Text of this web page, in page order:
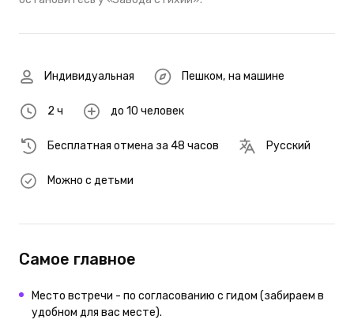
Индивидуальная Пешком, на машине
2 ч до 10 человек
Бесплатная отмена за 48 часов Русский
Можно с детьми
Самое главное
Место встречи - по согласованию с гидом (забираем в
удобном для вас месте).